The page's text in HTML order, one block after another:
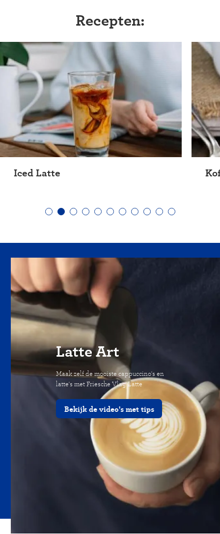
Recepten:
Iced Latte
Latte Art
Maak zelf de mooiste cappuccino's en
latte's met Friesche Vlag Latte
Bekijk de video's met tips
Sluiten